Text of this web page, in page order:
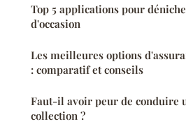
Top 5 applications pour
d'occasion
Les meilleures options
: comparatif et conseils
Faut-il avoir peur de conduire
collection ?